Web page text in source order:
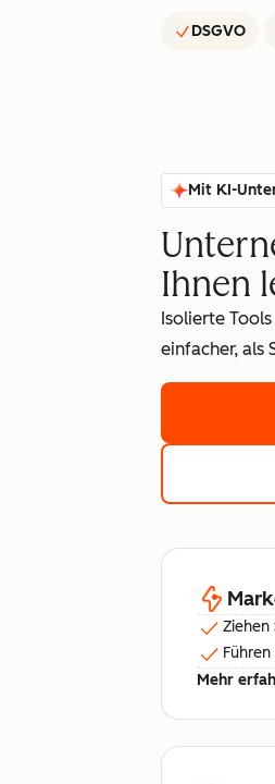
DSGVO
Mit KI-
Ihnen
Isolierte
einfacher, als
Ziehen
Mehr